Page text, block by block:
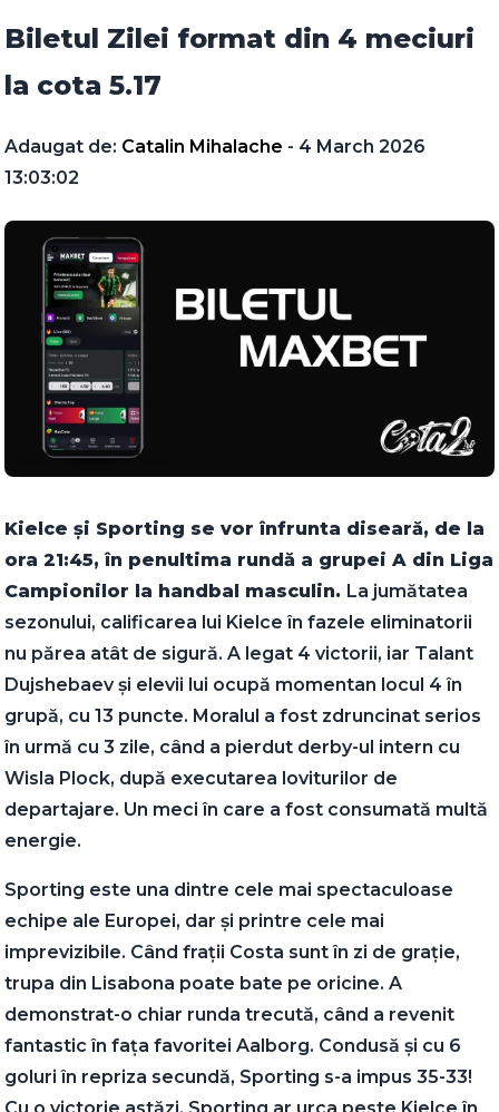
Biletul Zilei format din 4 meciuri
la cota 5.17
Adaugat de: Catalin Mihalache - 4 March 2026
13:03:02
Kielce și Sporting se vor înfrunta diseară, de la
ora 21:45, în penultima rundă a grupei A din Liga
Campionilor la handbal masculin. La jumătatea
sezonului, calificarea lui Kielce în fazele eliminatorii
nu părea atât de sigură. A legat 4 victorii, iar Talant
Dujshebaev și elevii lui ocupă momentan locul 4 în
grupă, cu 13 puncte. Moralul a fost zdruncinat serios
în urmă cu 3 zile, când a pierdut derby-ul intern cu
Wisla Plock, după executarea loviturilor de
departajare. Un meci în care a fost consumată multă
energie.
Sporting este una dintre cele mai spectaculoase
echipe ale Europei, dar și printre cele mai
imprevizibile. Când frații Costa sunt în zi de grație,
trupa din Lisabona poate bate pe oricine. A
demonstrat-o chiar runda trecută, când a revenit
fantastic în fața favoritei Aalborg. Condusă și cu 6
goluri în repriza secundă, Sporting s-a impus 35-33!